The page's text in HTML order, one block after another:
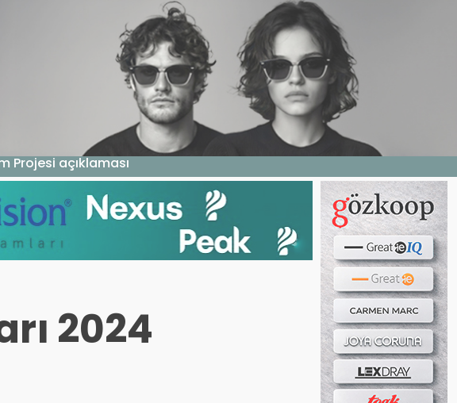
E DERGI WEB TV BIZE YAZIN
Projesi açıklaması
2024